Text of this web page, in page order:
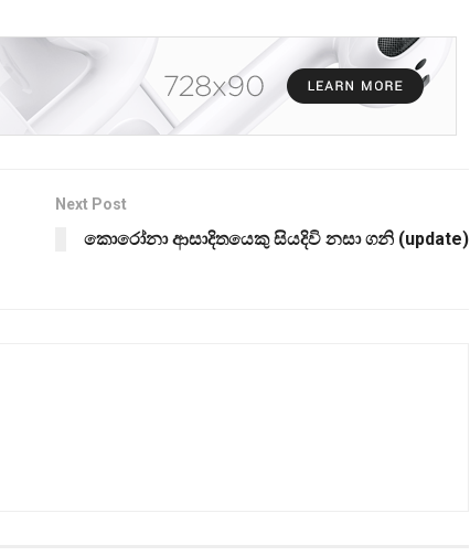
Next Post
කොරෝනා ආසාදිතයෙකු සියදිවි නසා ගනි (update)